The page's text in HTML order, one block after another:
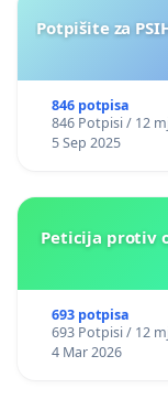
Potpišite za
846 potpisa
846 Potpisi / 12
5 Sep 2025
Peticija protiv
693 potpisa
693 Potpisi / 12
4 Mar 2026